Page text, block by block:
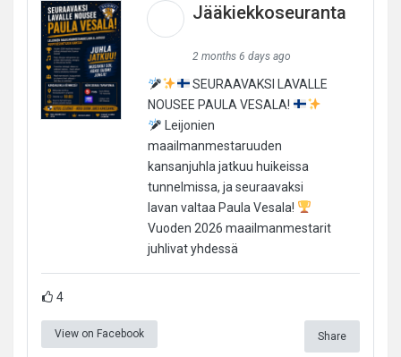
Jääkiekkoseuranta
2 months 6 days ago
SEURAAVAKSI LAVALLE
NOUSEE PAULA VESALA!
Leijonien
maailmanmestaruuden
kansanjuhla jatkuu huikeissa
tunnelmissa, ja seuraavaksi
lavan valtaa Paula Vesala!
Vuoden 2026 maailmanmestarit
juhlivat yhdessä
4
View on Facebook Share